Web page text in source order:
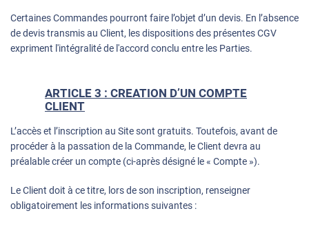
Certaines Commandes pourront faire l’objet d’un devis. En l’absence
de devis transmis au Client, les dispositions des présentes CGV
expriment l'intégralité de l'accord conclu entre les Parties.
ARTICLE 3 : CREATION D’UN COMPTE
CLIENT
L’accès et l’inscription au Site sont gratuits. Toutefois, avant de
procéder à la passation de la Commande, le Client devra au
préalable créer un compte (ci-après désigné le « Compte »).
Le Client doit à ce titre, lors de son inscription, renseigner
obligatoirement les informations suivantes :